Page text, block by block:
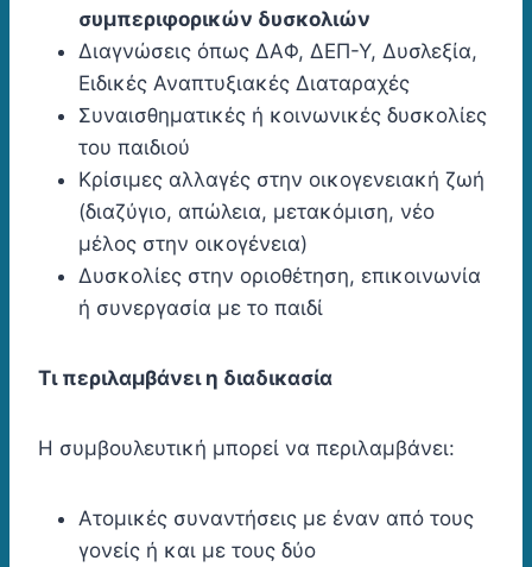
συμπεριφορικών δυσκολιών
Διαγνώσεις όπως ΔΑΦ, ΔΕΠ-Υ, Δυσλεξία,
Ειδικές Αναπτυξιακές Διαταραχές
Συναισθηματικές ή κοινωνικές δυσκολίες
του παιδιού
Κρίσιμες αλλαγές στην οικογενειακή ζωή
(διαζύγιο, απώλεια, μετακόμιση, νέο
μέλος στην οικογένεια)
Δυσκολίες στην οριοθέτηση, επικοινωνία
ή συνεργασία με το παιδί
Τι περιλαμβάνει η διαδικασία
Η συμβουλευτική μπορεί να περιλαμβάνει:
Ατομικές συναντήσεις με έναν από τους
γονείς ή και με τους δύο